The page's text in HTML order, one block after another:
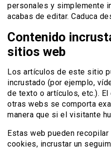
personales y simplemente
acabas de editar. Caduca
Contenido
sitios web
Los artículos de este sitio
incrustado (por ejemplo,
de texto o artículos, etc.).
otras webs se comporta
manera que si el visitante
Estas web pueden
cookies, incrustar un